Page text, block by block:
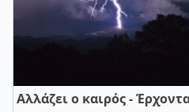
Αλλάζει ο καιρός -